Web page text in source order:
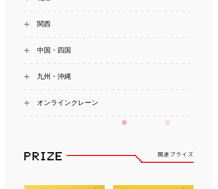
関西
中国・四国
九州・沖縄
オンラインクレーン
関連プライズ